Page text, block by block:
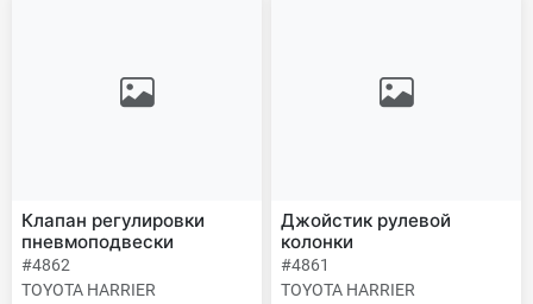
Клапан регулировки
пневмоподвески
#4862
TOYOTA HARRIER
Джойстик рулевой
колонки
#4861
TOYOTA HARRIER